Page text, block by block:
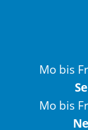
Mo bis
Mo bis